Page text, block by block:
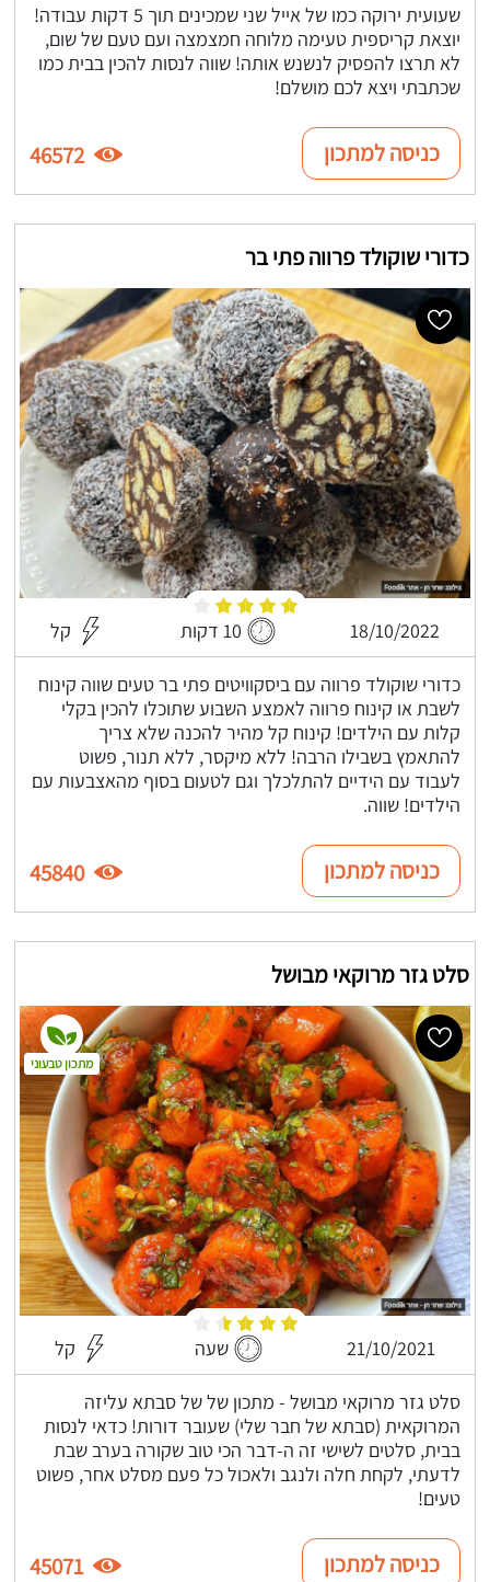
שעועית ירוקה כמו של אייל שני שמכינים תוך 5 דקות עבודה!
יוצאת קריספית טעימה מלוחה חמצמצה ועם טעם של שום,
לא תרצו להפסיק לנשנש אותה! שווה לנסות להכין בבית כמו
שכתבתי ויצא לכם מושלם!
כניסה למתכון 46572
כדורי שוקולד פרווה פתי בר
18/10/2022 10 דקות קל
כדורי שוקולד פרווה עם ביסקוויטים פתי בר טעים שווה קינוח
לשבת או קינוח פרווה לאמצע השבוע שתוכלו להכין בקלי
קלות עם הילדים! קינוח קל מהיר להכנה שלא צריך
להתאמץ בשבילו הרבה! ללא מיקסר, ללא תנור, פשוט
לעבוד עם הידיים להתלכלך וגם לטעום בסוף מהאצבעות עם
הילדים! שווה.
כניסה למתכון 45840
סלט גזר מרוקאי מבושל
21/10/2021 שעה קל
סלט גזר מרוקאי מבושל - מתכון של של סבתא עליזה
המרוקאית (סבתא של חבר שלי) שעובר דורות! כדאי לנסות
בבית, סלטים לשישי זה ה-דבר הכי טוב שקורה בערב שבת
לדעתי, לקחת חלה ולנגב ולאכול כל פעם מסלט אחר, פשוט
טעים!
מתכון טבעוני
כניסה למתכון 45071